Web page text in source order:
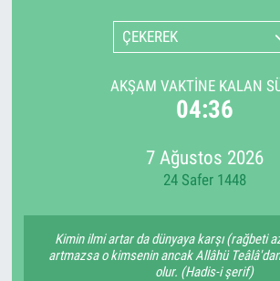
ÇEKEREK
AKŞAM VAKTINE KALAN
04:36
7 Ağustos 2026
24 Safer 1448
Kimin ilmi artar da dünyaya karşı (rağbeti
artmazsa o kimsenin ancak Allâhü Teâlâ'dan
olur. (Hadis-i şerif)